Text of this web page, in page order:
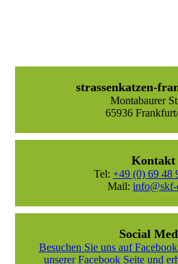
strassenkatzen-
Montabaurer
65936
Kontakt
Tel: +49 (0) 69 48
Mail: info@skf-
Social
Besuchen Sie uns auf
unserer Facebook Seite und